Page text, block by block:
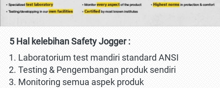
5 Hal kelebihan Safety Jogger :
Laboratorium test mandiri standard ANSI
Testing & Pengembangan produk sendiri
Monitoring semua aspek produk